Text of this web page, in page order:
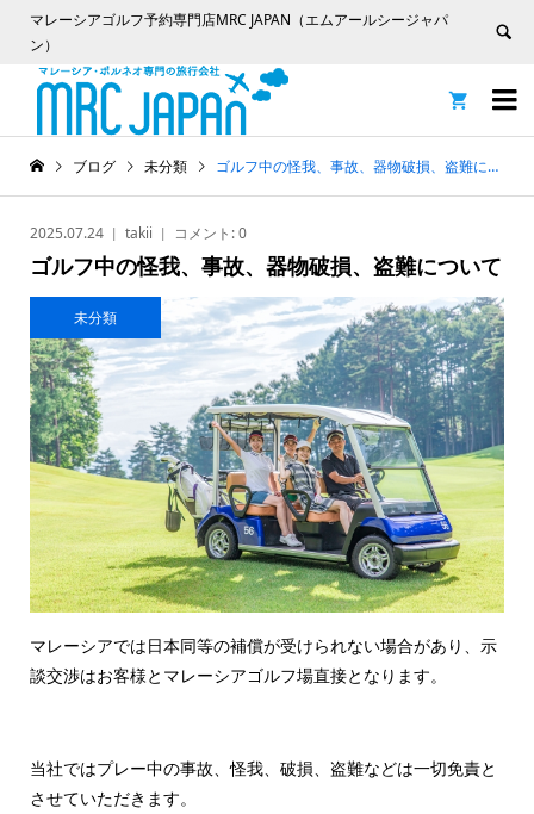
マレーシアゴルフ予約専門店MRC JAPAN（エムアールシージャパ
ン）


ブログ 未分類 ゴルフ中の怪我、事故、器物破損、盗難について
2025.07.24 takii コメント:0
ゴルフ中の怪我、事故、器物破損、盗難について
未分類
マレーシアでは日本同等の補償が受けられない場合があり、示
談交渉はお客様とマレーシアゴルフ場直接となります。
当社ではプレー中の事故、怪我、破損、盗難などは一切免責と
させていただきます。